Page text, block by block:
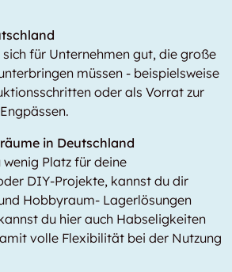
für Unternehmen gut, die große
müssen - beispielsweise
oder als Vorrat zur
in Deutschland
wenig Platz für deine
DIY-Projekte, kannst du dir
Hobbyraum- Lagerlösungen
du hier auch Habseligkeiten
volle Flexibilität bei der Nutzung